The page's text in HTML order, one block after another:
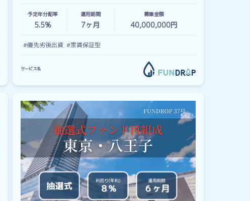
予定年分配率
5.5%
運用期間
7ヶ月
募集金額
40,000,000円
#優先劣後出資 #家賃保証型
サービス名